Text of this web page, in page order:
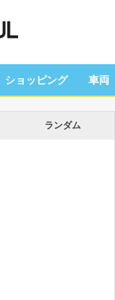
ショッピング 車両
ランダム